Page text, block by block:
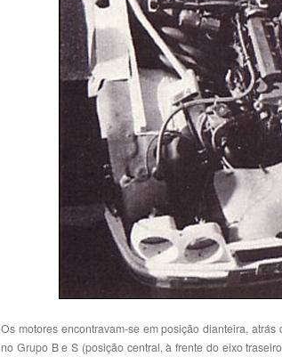
Os motores encontravam-se em posição dianteira,
no Grupo B e S (posição central, à frente do eixo